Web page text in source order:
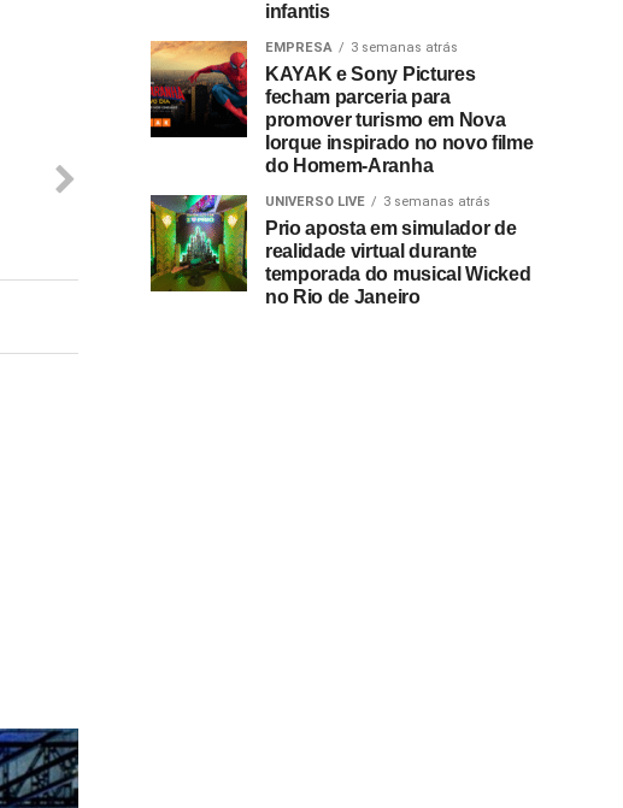
infantis
EMPRESA 3 semanas atrás
KAYAK e Sony Pictures
fecham parceria para
promover turismo em Nova
Iorque inspirado no novo filme
do Homem-Aranha
UNIVERSO LIVE 3 semanas atrás
Prio aposta em simulador de
realidade virtual durante
temporada do musical Wicked
no Rio de Janeiro